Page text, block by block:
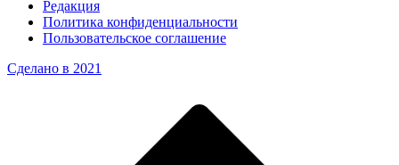
Редакция
Политика конфиденциальности
Пользовательское соглашение
Сделано в 2021